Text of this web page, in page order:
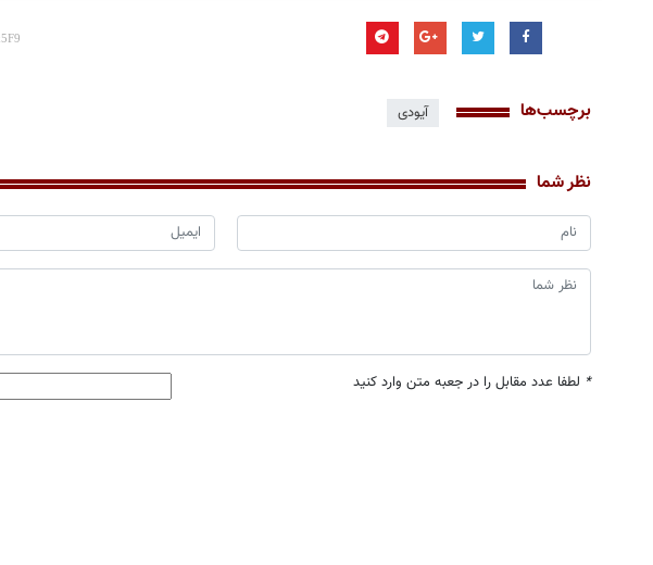
برچسب‌ها آیودی
نظر شما
* لطفا عدد مقابل را در جعبه متن وارد کنید